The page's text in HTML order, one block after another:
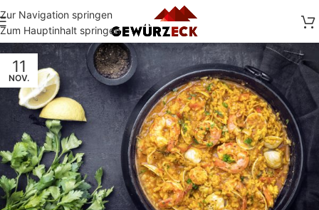
Zur Navigation springen
Zum Hauptinhalt springen
11
NOV.